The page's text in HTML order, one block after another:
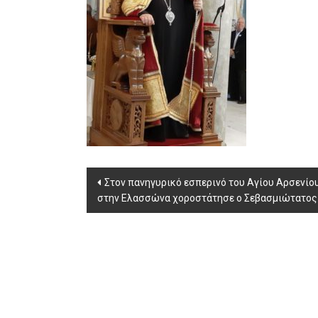
Post
navigation
Στον πανηγυρικό εσπερινό του Αγίου
στην Ελασσώνα χοροστάτησε ο Σεβασμιώτατος